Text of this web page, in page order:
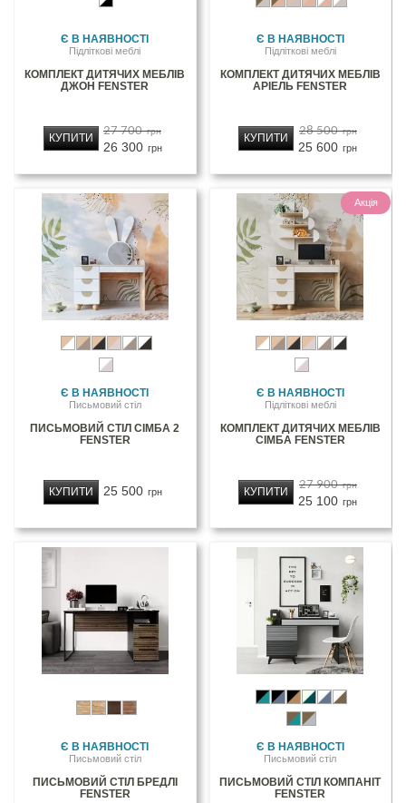
Є В НАЯВНОСТІ
Підліткові меблі
КОМПЛЕКТ ДИТЯЧИХ МЕБЛІВ
ДЖОН FENSTER
27 700 грн
26 300 грн
КУПИТИ
Є В НАЯВНОСТІ
Підліткові меблі
КОМПЛЕКТ ДИТЯЧИХ МЕБЛІВ
АРІЕЛЬ FENSTER
28 500 грн
25 600 грн
КУПИТИ
Є В НАЯВНОСТІ
Письмовий стіл
ПИСЬМОВИЙ СТІЛ СІМБА 2
FENSTER
25 500 грн
КУПИТИ
Акція
Є В НАЯВНОСТІ
Підліткові меблі
КОМПЛЕКТ ДИТЯЧИХ МЕБЛІВ
СІМБА FENSTER
27 900 грн
25 100 грн
КУПИТИ
Є В НАЯВНОСТІ
Письмовий стіл
ПИСЬМОВИЙ СТІЛ БРЕДЛІ
FENSTER
Є В НАЯВНОСТІ
Письмовий стіл
ПИСЬМОВИЙ СТІЛ КОМПАНІТ
FENSTER